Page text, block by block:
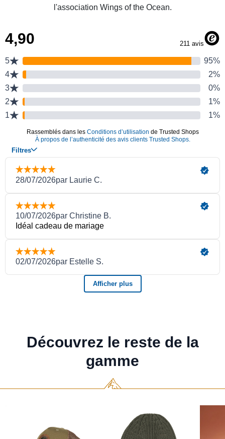
l'association Wings of the Ocean.
Découvrez le reste de la
gamme